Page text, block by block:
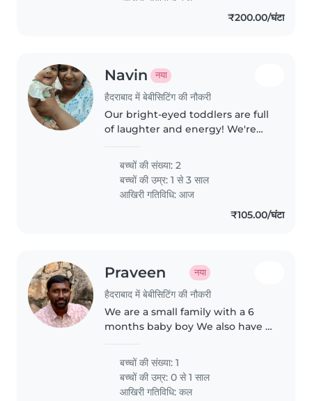
₹200.00/घंटा
Navin नया
हैदराबाद में बेबीसिटिंग की नौकरी
Our bright-eyed toddlers are full
of laughter and energy! We're
Babysitter to join our little family.
Someone who speaks English
and Telugu fluently to..
बच्चों की संख्या: 2
बच्चों की उम्र:1 से 3 साल
आखिरी गतिविधि: आज
₹105.00/घंटा
Praveen नया
हैदराबाद में बेबीसिटिंग की नौकरी
We are a small family with a 6
months baby boy We also have a
home
बच्चों की संख्या: 1
बच्चों की उम्र:0 से 1 साल
आखिरी गतिविधि: कल